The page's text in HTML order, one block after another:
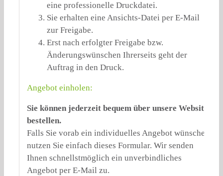
eine professionelle Druckdatei.
Sie erhalten eine Ansichts-Datei per E-Mail
zur Freigabe.
Erst nach erfolgter Freigabe bzw.
Änderungswünschen Ihrerseits geht der
Auftrag in den Druck.
Angebot einholen:
Sie können jederzeit bequem über unsere Website
bestellen.
Falls Sie vorab ein individuelles Angebot wünschen,
nutzen Sie einfach dieses Formular. Wir senden
Ihnen schnellstmöglich ein unverbindliches
Angebot per E-Mail zu.